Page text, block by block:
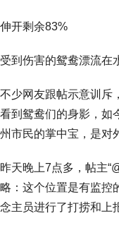
伸开剩余83%
受到伤害的鸳鸯漂流在
不少网友跟帖示意训斥
看到鸳鸯们的身影，如
州市民的掌中宝，是对
昨天晚上7点多，帖主
略：这个位置是有监控
念主员进行了打捞和上